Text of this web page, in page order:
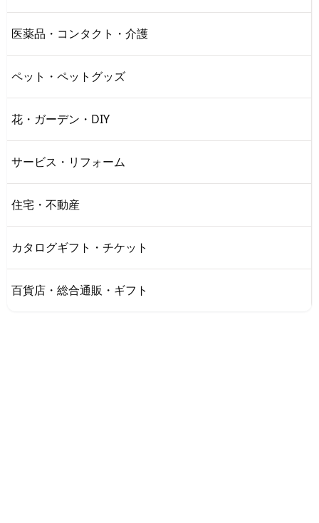
医薬品・コンタクト・介護
ペット・ペットグッズ
花・ガーデン・DIY
サービス・リフォーム
住宅・不動産
カタログギフト・チケット
百貨店・総合通販・ギフト